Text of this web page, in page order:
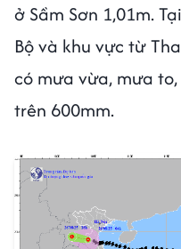
ở Sầm Sơn 1,01m.
Bộ và khu vực từ
có mưa vừa, mưa
trên 600mm.